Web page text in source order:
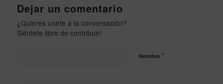
Dejar un comentario
¿Quieres unirte a la conversación?
Siéntete libre de contribuir!
Nombre *